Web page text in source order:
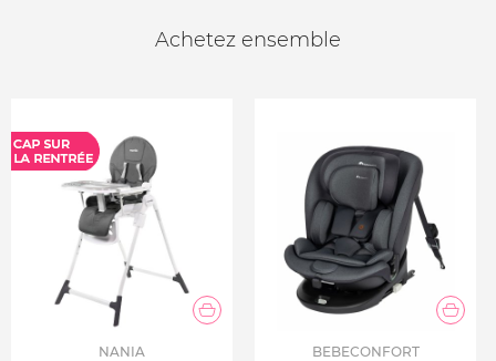
Achetez ensemble
NANIA BEBECONFORT